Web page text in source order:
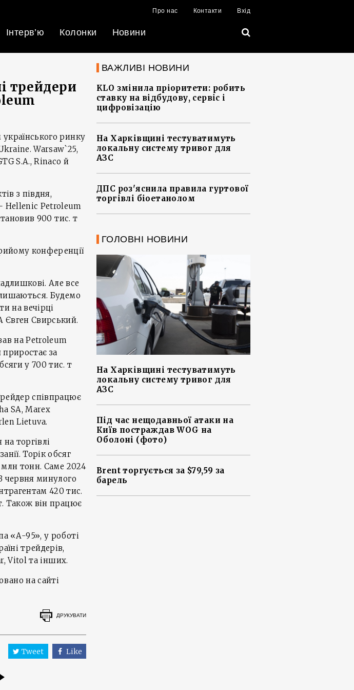
Про нас Контакти Вхід
Інтерв’ю Колонки Новини
трейдери
українського ринку
Warsaw`25,
S.A., Rinaco й
з півдня,
Hellenic Petroleum
900 тис. т
конференції
Але все
Будемо
на вечірці
Євген Свирський.
на Petroleum
за
у 700 тис. т
співпрацює
SA, Marex
Lietuva.
на торгівлі
Торік обсяг
млн тонн. Саме 2024
червня минулого
420 тис.
Також він працює
«А-95», у роботі
трейдерів,
Vitol та інших.
на сайті
ДРУКУВАТИ
Tweet Like
ВАЖЛИВІ НОВИНИ
KLO змінила пріоритети: робить
ставку на відбудову, сервіс і
цифровізацію
На Харківщині тестуватимуть
локальну систему тривог для
АЗС
ДПС роз'яснила правила гуртової
торгівлі біоетанолом
ГОЛОВНІ НОВИНИ
На Харківщині тестуватимуть
локальну систему тривог для
АЗС
Під час нещодавньої атаки на
Київ постраждав WOG на
Оболоні (фото)
Brent торгується за $79,59 за
барель